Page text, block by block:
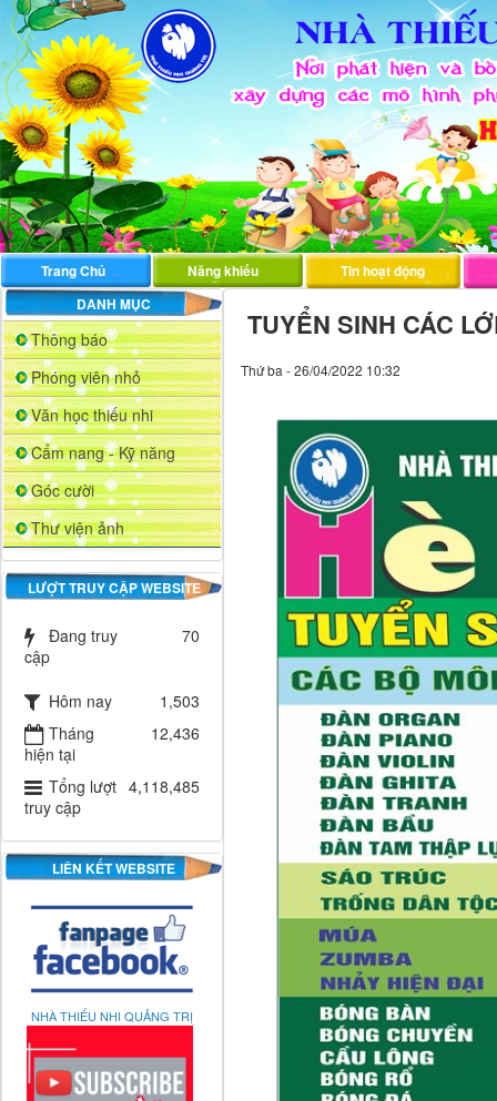
Trang Chủ Năng khiếu
Tin hoạt động
DANH MỤC
Thông báo
Phóng viên nhỏ
Văn học thiếu nhi
Cẩm nang - Kỹ năng
Góc cười
Thư viện ảnh
LƯỢT TRUY CẬP WEBSITE
Đang truy
cập
70
Hôm nay
1,503
Tháng
hiện tại
12,436
Tổng lượt
truy cập
4,118,485
LIÊN KẾT WEBSITE
NHÀ THIẾU NHI QUẢNG TRỊ
TUYỂN SINH CÁC
Thứ ba - 26/04/2022 10:32